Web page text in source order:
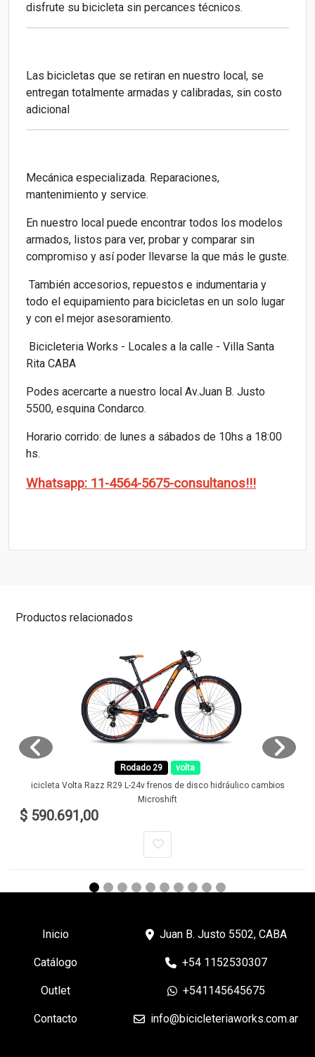
disfrute su bicicleta sin percances técnicos.
Las bicicletas que se retiran en nuestro local, se
entregan totalmente armadas y calibradas, sin costo
adicional
Mecánica especializada. Reparaciones,
mantenimiento y service.
En nuestro local puede encontrar todos los modelos
armados, listos para ver, probar y comparar sin
compromiso y así poder llevarse la que más le guste.
También accesorios, repuestos e indumentaria y
todo el equipamiento para bicicletas en un solo lugar
y con el mejor asesoramiento.
Bicicleteria Works - Locales a la calle - Villa Santa
Rita CABA
Podes acercarte a nuestro local Av.Juan B. Justo
5500, esquina Condarco.
Horario corrido: de lunes a sábados de 10hs a 18:00
hs.
Whatsapp: 11-4564-5675-consultanos!!!
Productos relacionados
Rodado 29
volta
icicleta Volta Razz R29 L-24v frenos de disco hidráulico cambios
Microshift
$ 590.691,00
Inicio
Catálogo
Outlet
Contacto
Juan B. Justo 5502, CABA
+54 1152530307
+541145645675
info@bicicleteriaworks.com.ar